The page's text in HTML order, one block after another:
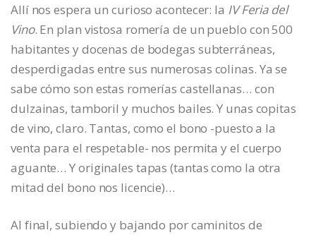
Allí nos espera un curioso acontecer: la IV Feria del
Vino. En plan vistosa romería de un pueblo con 500
habitantes y docenas de bodegas subterráneas,
desperdigadas entre sus numerosas colinas. Ya se
sabe cómo son estas romerías castellanas… con
dulzainas, tamboril y muchos bailes. Y unas copitas
de vino, claro. Tantas, como el bono -puesto a la
venta para el respetable- nos permita y el cuerpo
aguante… Y originales tapas (tantas como la otra
mitad del bono nos licencie)…
Al final, subiendo y bajando por caminitos de